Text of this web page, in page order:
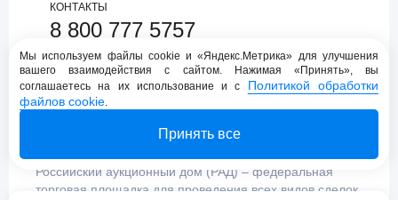
КОНТАКТЫ
8 800 777 5757
support@lot-online.ru
Техническая поддержка
Российский аукционный дом (РАД) – федеральная
торговая площадка для проведения всех видов сделок
Мы используем файлы cookie и «Яндекс.Метрика» для улучшения
вашего взаимодействия с сайтом. Нажимая «Принять», вы
соглашаетесь на их использование и с Политикой обработки
файлов cookie.
Принять все